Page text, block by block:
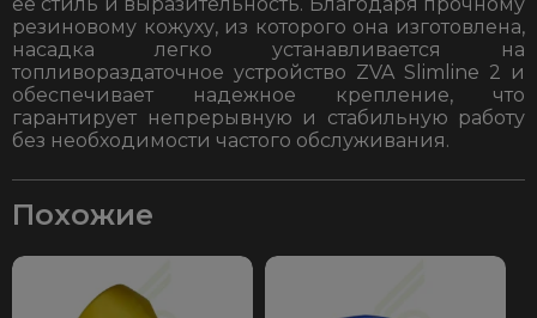
резиновому кожуху, из которого она изготовлена,
насадка легко устанавливается на
топливораздаточное устройство ZVA Slimline 2 и
обеспечивает надежное крепление, что
гарантирует непрерывную и стабильную работу
без необходимости частого обслуживания.
Похожие